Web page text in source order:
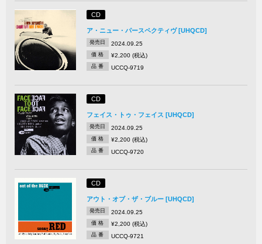
CD
ア・ニュー・パースペクティヴ [UHQCD]
発売日 2024.09.25
価 格 ¥2,200 (税込)
品 番 UCCQ-9719
CD
フェイス・トゥ・フェイス [UHQCD]
発売日 2024.09.25
価 格 ¥2,200 (税込)
品 番 UCCQ-9720
CD
アウト・オブ・ザ・ブルー [UHQCD]
発売日 2024.09.25
価 格 ¥2,200 (税込)
品 番 UCCQ-9721